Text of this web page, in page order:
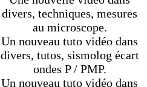
divers, techniques, mesures
au microscope.
Un nouveau tuto vidéo dans
divers, tutos, sismolog écart
ondes P / PMP.
Un nouveau tuto vidéo dans